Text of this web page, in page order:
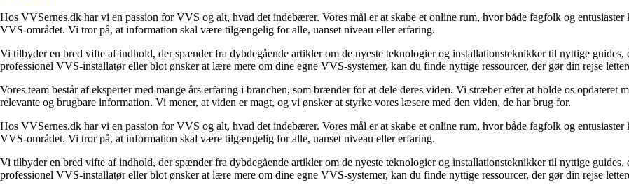
Hos VVSernes.dk har vi en passion for VVS og alt, hvad det indebærer. Vores mål er at skabe et online rum, hvor både fagfolk og
VVS-området. Vi tror på, at information skal være tilgængelig for alle, uanset niveau eller erfaring.
Vi tilbyder en bred vifte af indhold, der spænder fra dybdegående artikler om de nyeste teknologier og installationsteknikker til nyttige
professionel VVS-installatør eller blot ønsker at lære mere om dine egne VVS-systemer, kan du finde nyttige ressourcer, der gør din rejse
Vores team består af eksperter med mange års erfaring i branchen, som brænder for at dele deres viden. Vi stræber efter at holde os opdateret
relevante og brugbare information. Vi mener, at viden er magt, og vi ønsker at styrke vores læsere med den viden, de har brug for.
Hos VVSernes.dk har vi en passion for VVS og alt, hvad det indebærer. Vores mål er at skabe et online rum, hvor både fagfolk og
VVS-området. Vi tror på, at information skal være tilgængelig for alle, uanset niveau eller erfaring.
Vi tilbyder en bred vifte af indhold, der spænder fra dybdegående artikler om de nyeste teknologier og installationsteknikker til nyttige
professionel VVS-installatør eller blot ønsker at lære mere om dine egne VVS-systemer, kan du finde nyttige ressourcer, der gør din rejse